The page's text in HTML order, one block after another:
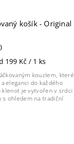
košík - Original
199 Kč / 1 ks
kouzlem, které
eleganci do každého
je vytvořen v srdci
s ohledem na tradiční